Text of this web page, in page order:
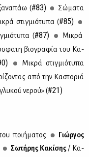
(#83)
Σώ­μα­τα
στιγ­μιό­τυ­πα (#85)
(#87)
Μι­κρά
βιο­γρα­φία του Κα­
Μι­κρά στιγ­μιό­τυ­πα
από την Κα­στο­ριά
νε­ρού» (#21)
ποι­ή­μα­τος
Γιώρ­γος
Σω­τή­ρης Κα­κί­σης/ Κα­